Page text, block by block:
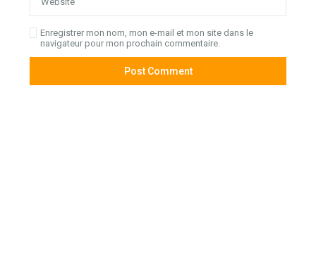
Enregistrer mon nom, mon e-mail et mon site dans le
navigateur pour mon prochain commentaire.